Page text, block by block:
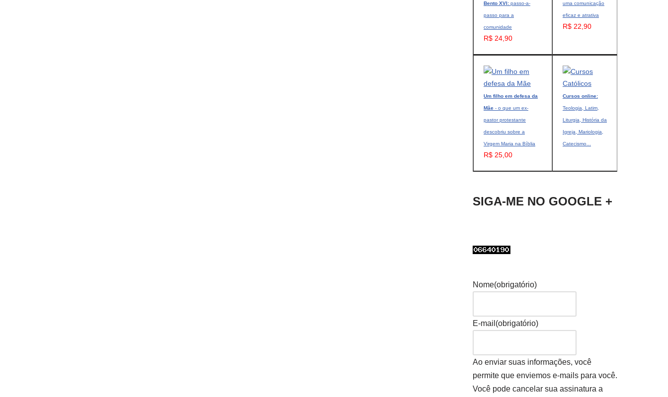
Bento XVI: passo-a-
passo para a
comunidade
R$ 24,90
uma comunicação
eficaz e atrativa
R$ 22,90
Um filho em defesa da
Mãe - o que um ex-
pastor protestante
descobriu sobre a
Virgem Maria na Bíblia
R$ 25,00
Cursos online:
Teologia, Latim,
Liturgia, História da
Igreja, Mariologia,
Catecismo...
SIGA-ME NO GOOGLE +
Nome(obrigatório)
E-mail (obrigatório)
Ao enviar suas informações, você
permite que enviemos e-mails para você.
Você pode cancelar sua assinatura a